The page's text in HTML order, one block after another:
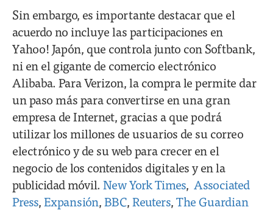
Sin embargo, es importante destacar que el
acuerdo no incluye las participaciones en
Yahoo! Japón, que controla junto con Softbank,
ni en el gigante de comercio electrónico
Alibaba. Para Verizon, la compra le permite dar
un paso más para convertirse en una gran
empresa de Internet, gracias a que podrá
utilizar los millones de usuarios de su correo
electrónico y de su web para crecer en el
negocio de los contenidos digitales y en la
publicidad móvil. New York Times, Associated
Press,Expansión, BBC, Reuters,The Guardian